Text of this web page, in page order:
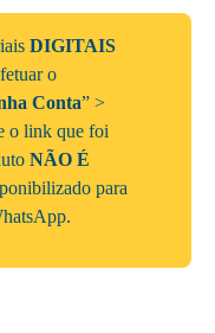
DIGITAIS
o
Conta” >
o link que foi
NÃO É
para